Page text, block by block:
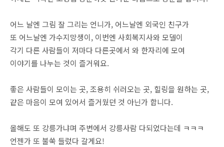
어느 날엔 그림 잘 그리는 언니가, 어느날엔 외국인 친구가
또 어느날엔 가수지망생이, 이번엔 사회복지사와 모델이
각기 다른 사람들이 저마다 다른곳에서 와 한자리에 모여
이야기를 나누는 것이 즐거워요.
좋은 사람들이 모이는 곳, 조용히 쉬러오는 곳, 힐링을 원하는 곳,
같은 마음이 모여 있어서 즐거웠던 것 아닌가 합니다.
올해도 또 강릉가냐며 주변에서 강릉사람 다되었다는데 ㅋㅋㅋ
언젠가 또 불쑥 들렀다 갈게요!